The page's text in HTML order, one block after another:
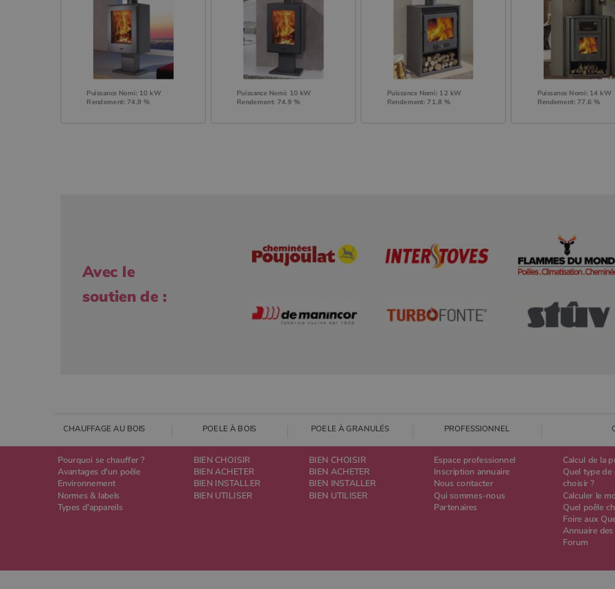
Puissance Nomi: 10 kW
Rendement: 74.9 %
Puissance Nomi: 10 kW
Rendement: 74.9 %
Puissance Nomi: 12 kW
Rendement: 71.8 %
Puissance Nomi: 14 kW
Rendement: 77.6 %
Avec le
soutien de :
CHAUFFAGE AU BOIS POELE À BOIS
Pourquoi se chauffer ?
Avantages d'un poêle
Environnement
Normes & labels
Types d'appareils
BIEN CHOISIR
BIEN ACHETER
BIEN INSTALLER
BIEN UTILISER
POELE À GRANULÉS PROFESSIONNEL
BIEN CHOISIR
BIEN ACHETER
BIEN INSTALLER
BIEN UTILISER
Espace professionnel
Inscription annuaire
Nous contacter
Qui sommes-nous
Partenaires
Calcul de la
Quel type
choisir ?
Calculer le
Quel poêle
Foire aux
Annuaire
Forum